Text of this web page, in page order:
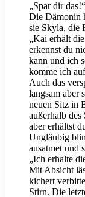
„Spar dir
Die Dämonin
sie Skyla, die
„Kai erhält
erkennst du
kann und ich
komme ich
Auch das
langsam aber
neuen Sitz in
außerhalb
aber erhältst
Ungläubig
ausatmet und
„Ich erhalte
Mit Absicht
kichert
Stirn. Die